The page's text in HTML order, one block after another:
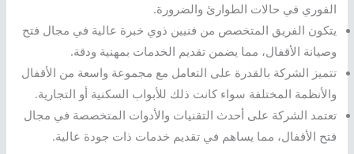
الفوري في حالات الطوارئ والضرورة.
يتكون الفريق المتخصص من فنيين ذوي خبرة عالية في مجال فتح
وصيانة الأقفال، مما يضمن تقديم الخدمات بمهنية ودقة.
تتميز الشركة بالقدرة على التعامل مع مجموعة واسعة من الأقفال
والأنظمة المختلفة سواء كانت ذلك للأبواب السكنية أو التجارية.
تعتمد الشركة على أحدث التقنيات والأدوات المتخصصة في مجال
فتح الأقفال، مما يساهم في تقديم خدمات ذات جودة عالية.